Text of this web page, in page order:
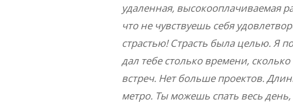
удаленная, высокооплачиваемая
что не чувствуешь себя
страстью! Страсть была целью. Я
дал тебе столько времени,
встреч. Нет больше проектов.
метро. Ты можешь спать весь день,